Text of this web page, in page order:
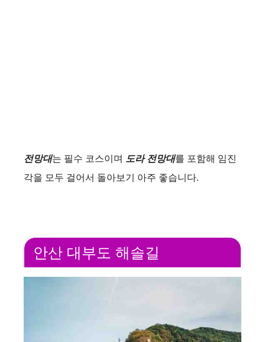
전망대는 필수 코스이며 도라 전망대를 포함해 임진
각을 모두 걸어서 돌아보기 아주 좋습니다.
안산 대부도 해솔길